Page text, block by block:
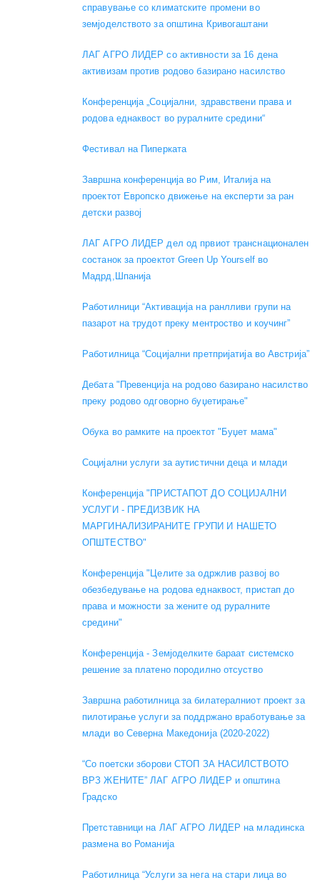
справување со климатските промени во
земјоделството за општина Кривогаштани
ЛАГ АГРО ЛИДЕР со активности за 16 дена
активизам против родово базирано насилство
Конференција „Социјални, здравствени права и
родова еднаквост во руралните средини“
Фестивал на Пиперката
Завршна конференција во Рим, Италија на
проектот Европско движење на експерти за ран
детски развој
ЛАГ АГРО ЛИДЕР дел од првиот транснационален
состанок за проектот Green Up Yourself во
Мадрд,Шпанија
Работилници “Активација на ранлливи групи на
пазарот на трудот преку ментроство и коучинг”
Работилница “Социјални претпријатија во Австрија”
Дебата "Превенција на родово базирано насилство
преку родово одговорно буџетирање"
Обука во рамките на проектот "Буџет мама"
Социјални услуги за аутистични деца и млади
Конференција "ПРИСТАПОТ ДО СОЦИЈАЛНИ
УСЛУГИ - ПРЕДИЗВИК НА
МАРГИНАЛИЗИРАНИТЕ ГРУПИ И НАШЕТО
ОПШТЕСТВО"
Конференција "Целите за одржлив развој во
обезбедување на родова еднаквост, пристап до
права и можности за жените од руралните
средини"
Конференција - Земјоделките бараат системско
решение за платено породилно отсуство
Завршна работилница за билатералниот проект за
пилотирање услуги за поддржано вработување за
млади во Северна Македонија (2020-2022)
“Со поетски зборови СТОП ЗА НАСИЛСТВОТО
ВРЗ ЖЕНИТЕ” ЛАГ АГРО ЛИДЕР и општина
Градско
Претставници на ЛАГ АГРО ЛИДЕР на младинска
размена во Романија
Работилница “Услуги за нега на стари лица во